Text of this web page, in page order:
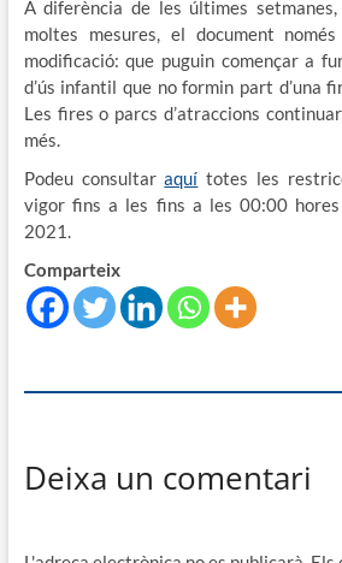
A diferència de les últimes setmanes,
moltes mesures, el document
modificació: que puguin començar a
d’ús infantil que no formin part d’una
Les fires o parcs d’atraccions
més.
Podeu consultaraquí totes les
vigor fins a les fins a les 00:00
2021.
Comparteix
Deixa un comentari